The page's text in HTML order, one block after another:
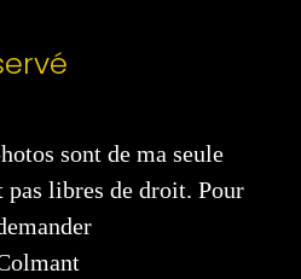
sont de ma seule
pas libres de droit. Pour